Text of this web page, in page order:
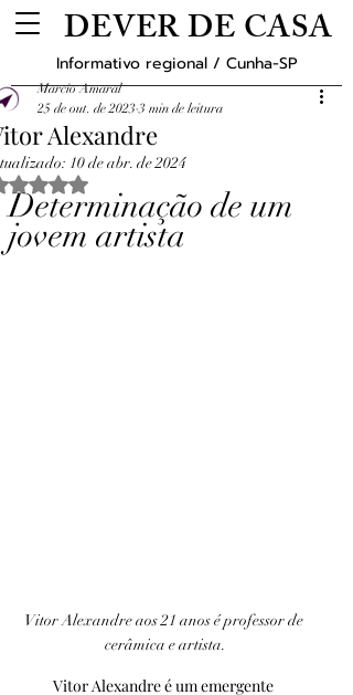
DEVER DE CASA
Informativo regional / Cunha-SP
Alexandre
Marcio Amaral
25 de out. de 2023 3 min de leitura
10 de abr. de 2024
Avaliado com NaN de 5 estrelas.
Determinação de um
jovem artista
Vitor Alexandre aos 21 anos é professor de
cerâmica e artista.